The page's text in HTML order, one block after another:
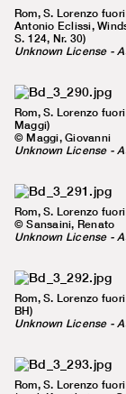
Rom, S. Lorenzo
Antonio Eclissi,
S. 124, Nr. 30)
Unknown License -
Rom, S. Lorenzo
Maggi)
© Maggi, Giovanni
Unknown License -
Rom, S. Lorenzo
© Sansaini, Renato
Unknown License -
Rom, S. Lorenzo
BH)
Unknown License -
Rom, S. Lorenzo